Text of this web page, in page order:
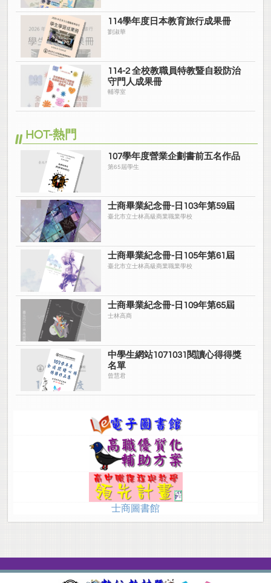
114學年度日本教育旅行成果冊
劉淑華
114-2 全校教職員特教暨自殺防治
守門人成果冊
輔導室
HOT-熱門
107學年度營業企劃書前五名作品
第65屆學生
士商畢業紀念冊-日103年第59屆
臺北市立士林高級商業職業學校
士商畢業紀念冊-日105年第61屆
臺北市立士林高級商業職業學校
士商畢業紀念冊-日109年第65屆
士林高商
中學生網站1071031閱讀心得得獎
名單
曾慧君
士商圖書館